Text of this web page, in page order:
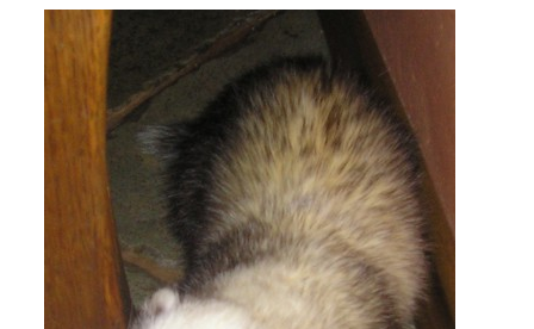
CHCI SI POŘÍDIT FRETKU
VÝCHOVA FRETKY
NEMOCI FRETEK
JAK FRETKA BYDLÍ
CESTOVÁNÍ S FRETKOU